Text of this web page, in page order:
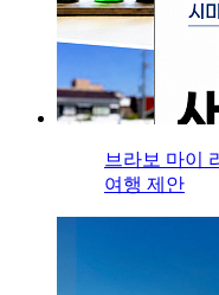
브라보 마이
여행 제안